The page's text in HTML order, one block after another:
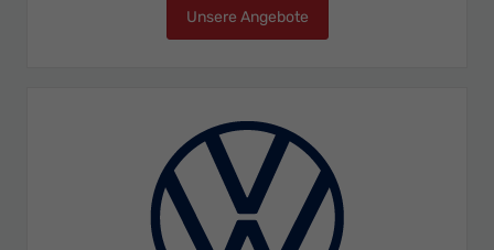
Unsere Angebote